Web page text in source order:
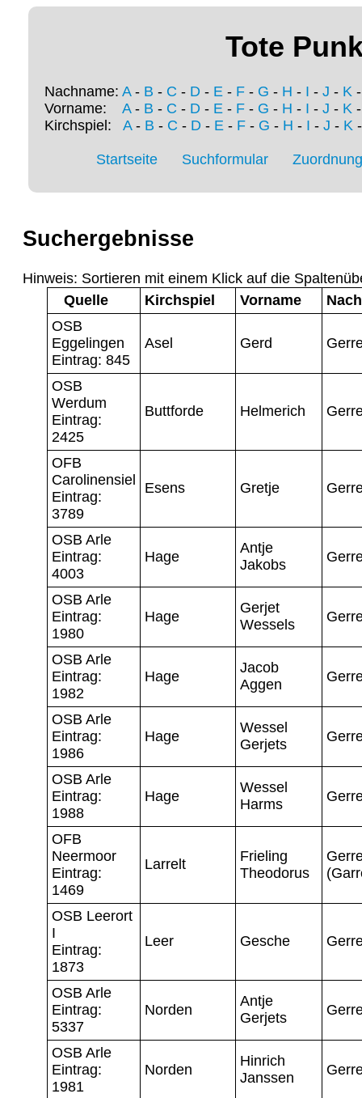
Tote
Nachname: A- B - C - D - E - F - G - H - I - J - K
Vorname: A- B - C - D - E - F - G - H - I - J - K
Kirchspiel: A- B - C - D- E- F- G - H - I - J - K
Startseite Suchformular
Suchergebnisse
Hinweis: Sortieren mit einem Klick auf die
Quelle
Kirchspiel Vorname
OSB
Eggelingen
Eintrag: 845
Asel Gerd
OSB
Werdum
Eintrag:
2425
Buttforde Helmerich
OFB
Carolinensiel
Eintrag:
3789
Esens Gretje
OSB Arle
Eintrag:
4003
Hage
Antje
Jakobs
OSB Arle
Eintrag:
1980
Hage
Gerjet
Wessels
OSB Arle
Eintrag:
1982
Hage
Jacob
Aggen
OSB Arle
Eintrag:
1986
Hage
Wessel
Gerjets
OSB Arle
Eintrag:
1988
Hage
Wessel
Harms
OFB
Neermoor
Eintrag:
1469
Larrelt
Frieling
Theodorus
OSB Leerort
I
Eintrag:
1873
Leer Gesche
OSB Arle
Eintrag:
5337
Norden
Antje
Gerjets
OSB Arle
Eintrag:
1981
Norden
Hinrich
Janssen